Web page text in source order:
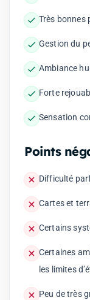
Très bonnes
Gestion du
Ambiance
Forte
Sensation
Points
Difficulté
Cartes et
Certains
Certaines
les limites
Peu de très